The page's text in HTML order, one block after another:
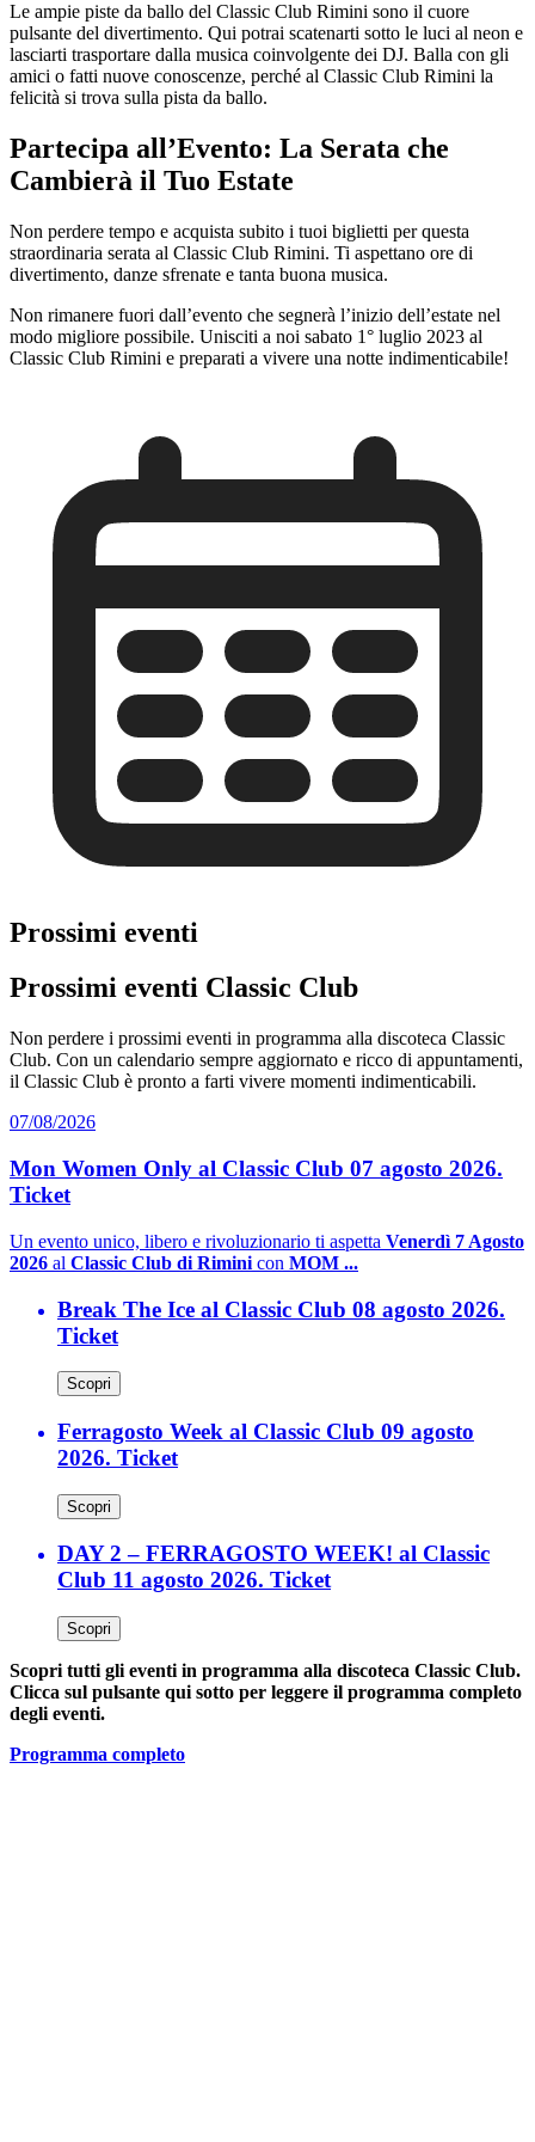
Le ampie piste da ballo del Classic Club Rimini sono il cuore
pulsante del divertimento. Qui potrai scatenarti sotto le luci al neon e
lasciarti trasportare dalla musica coinvolgente dei DJ. Balla con gli
amici o fatti nuove conoscenze, perché al Classic Club Rimini la
felicità si trova sulla pista da ballo.
Partecipa all’Evento: La Serata che
Cambierà il Tuo Estate
Non perdere tempo e acquista subito i tuoi biglietti per questa
straordinaria serata al Classic Club Rimini. Ti aspettano ore di
divertimento, danze sfrenate e tanta buona musica.
Non rimanere fuori dall’evento che segnerà l’inizio dell’estate nel
modo migliore possibile. Unisciti a noi sabato 1° luglio 2023 al
Classic Club Rimini e preparati a vivere una notte indimenticabile!
Prossimi eventi
Prossimi eventi Classic Club
Non perdere i prossimi eventi in programma alla discoteca Classic
Club. Con un calendario sempre aggiornato e ricco di appuntamenti,
il Classic Club è pronto a farti vivere momenti indimenticabili.
07/08/2026
Mon Women Only al Classic Club 07 agosto 2026.
Ticket
Un evento unico, libero e rivoluzionario ti aspetta Venerdì 7 Agosto
2026 al Classic Club di Rimini con MOM ...
Break The Ice al Classic Club 08 agosto 2026.
Ticket
Scopri
Ferragosto Week al Classic Club 09 agosto
2026. Ticket
Scopri
DAY 2 – FERRAGOSTO WEEK! al Classic
Club 11 agosto 2026. Ticket
Scopri
Scopri tutti gli eventi in programma alla discoteca Classic Club.
Clicca sul pulsante qui sotto per leggere il programma completo
degli eventi.
Programma completo